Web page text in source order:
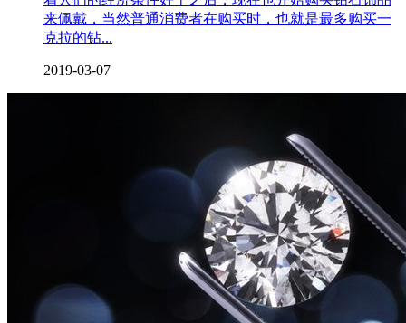
来佩戴，当然普通消费者在购买时，也就是最多购买一
克拉的钻...
2019-03-07